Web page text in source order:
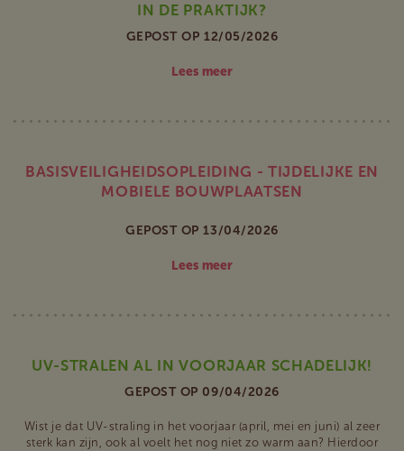
IN DE PRAKTIJK?
GEPOST OP 12/05/2026
Lees meer
BASISVEILIGHEIDSOPLEIDING - TIJDELIJKE EN
MOBIELE BOUWPLAATSEN
GEPOST OP 13/04/2026
Lees meer
UV-STRALEN AL IN VOORJAAR SCHADELIJK!
GEPOST OP 09/04/2026
Wist je dat UV-straling in het voorjaar (april, mei en juni) al zeer
sterk kan zijn, ook al voelt het nog niet zo warm aan? Hierdoor